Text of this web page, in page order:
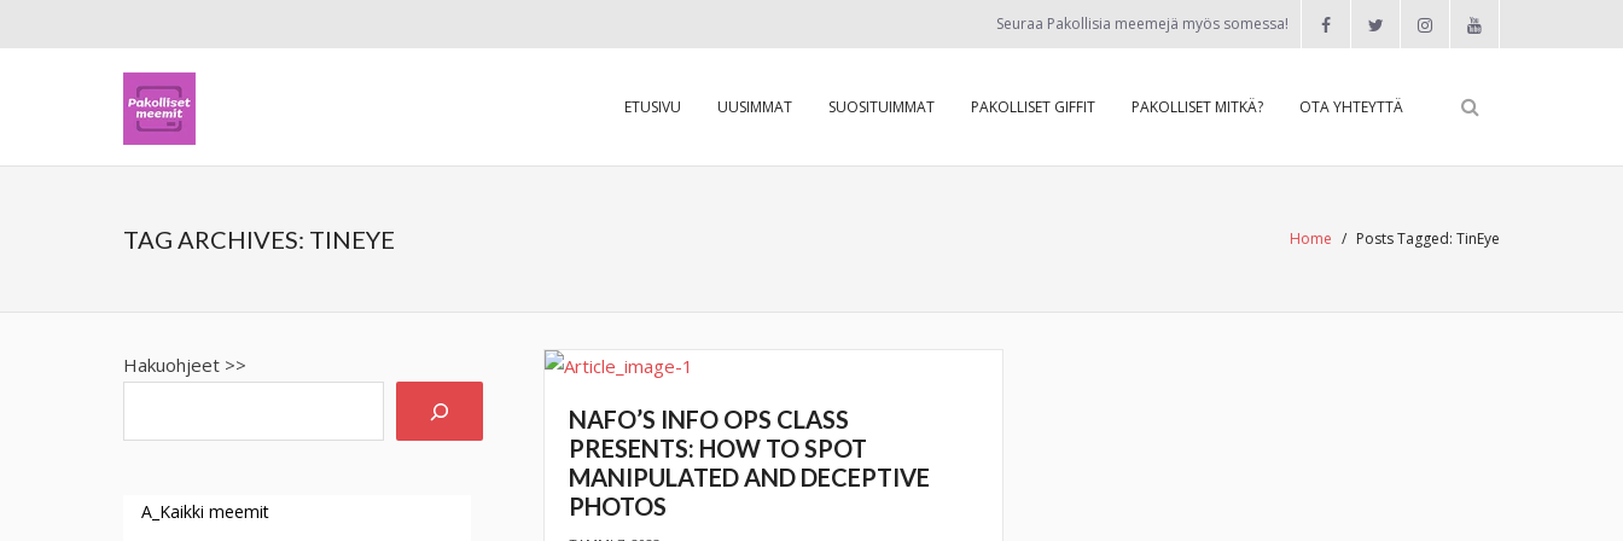
Seuraa Pakollisia meemejä myös somessa!
ETUSIVU UUSIMMAT SUOSITUIMMAT PAKOLLISET GIFFIT PAKOLLISET MITKÄ? OTA YHTEYTTÄ
TAG ARCHIVES: TINEYE Home / Posts Tagged: TinEye
NAFO’S INFO OPS CLASS
PRESENTS: HOW TO SPOT
MANIPULATED AND DECEPTIVE
PHOTOS
Hakuohjeet >>
A_Kaikki meemit